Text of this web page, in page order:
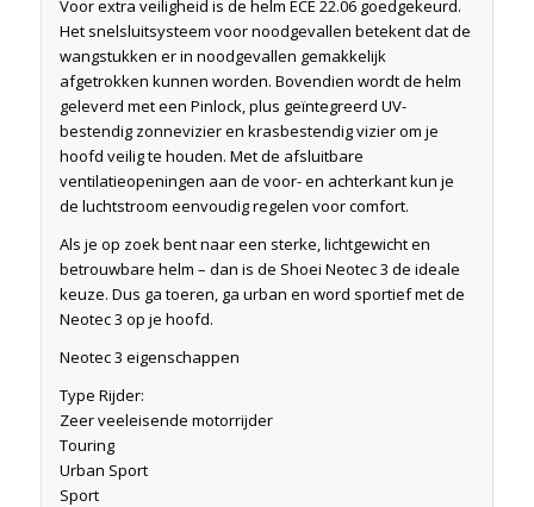
Voor extra veiligheid is de helm ECE 22.06 goedgekeurd.
Het snelsluitsysteem voor noodgevallen betekent dat de
wangstukken er in noodgevallen gemakkelijk
afgetrokken kunnen worden. Bovendien wordt de helm
geleverd met een Pinlock, plus geïntegreerd UV-
bestendig zonnevizier en krasbestendig vizier om je
hoofd veilig te houden. Met de afsluitbare
ventilatieopeningen aan de voor- en achterkant kun je
de luchtstroom eenvoudig regelen voor comfort.
Als je op zoek bent naar een sterke, lichtgewicht en
betrouwbare helm – dan is de Shoei Neotec 3 de ideale
keuze. Dus ga toeren, ga urban en word sportief met de
Neotec 3 op je hoofd.
Neotec 3 eigenschappen
Type Rijder:
Zeer veeleisende motorrijder
Touring
Urban Sport
Sport